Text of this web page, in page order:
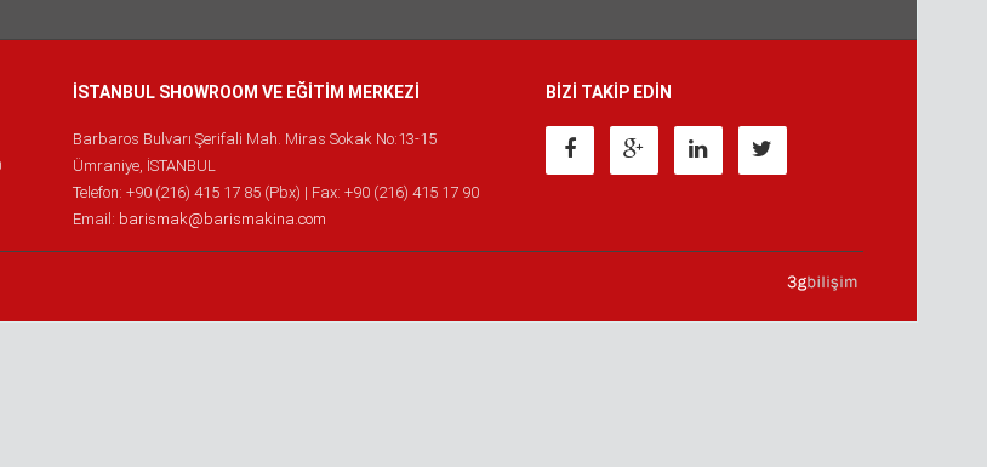
İSTANBUL SHOWROOM VE EĞİTİM MERKEZİ
Barbaros Bulvarı Şerifali Mah. Miras Sokak No:13-15
Ümraniye, İSTANBUL
Telefon: +90 (216) 415 17 85 (Pbx) | Fax: +90 (216) 415 17 90
Email: barismak@barismakina.com
BİZİ TAKİP EDİN